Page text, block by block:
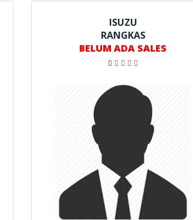
ISUZU
RANGKAS
BELUM ADA SALES